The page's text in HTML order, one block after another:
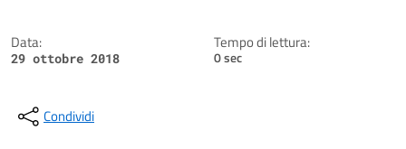
Data:
29 ottobre 2018
Tempo di lettura:
0 sec
Condividi